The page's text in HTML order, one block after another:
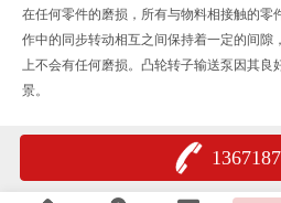
在任何零件的磨损，所有与物料相接触的零
作中的同步转动相互之间保持着一定的间隙
上不会有任何磨损。凸轮转子输送泵因其
景。